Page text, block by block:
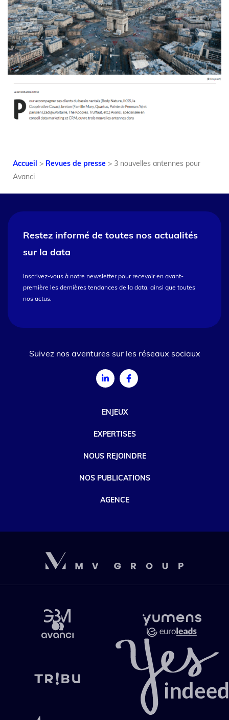
Accueil > Revues de presse > 3 nouvelles antennes pour
Avanci
ENJEUX
EXPERTISES
NOUS REJOINDRE
NOS PUBLICATIONS
AGENCE
Restez informé de toutes nos actualités
sur la data
Inscrivez-vous à notre newsletter pour recevoir en avant-
première les dernières tendances de la data, ainsi que toutes
nos actus.
Suivez nos aventures sur les réseaux sociaux